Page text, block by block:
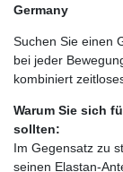
Germany
Suchen Sie einen
bei jeder
kombiniert
Warum Sie sich
sollten:
Im Gegensatz zu
seinen Elastan-